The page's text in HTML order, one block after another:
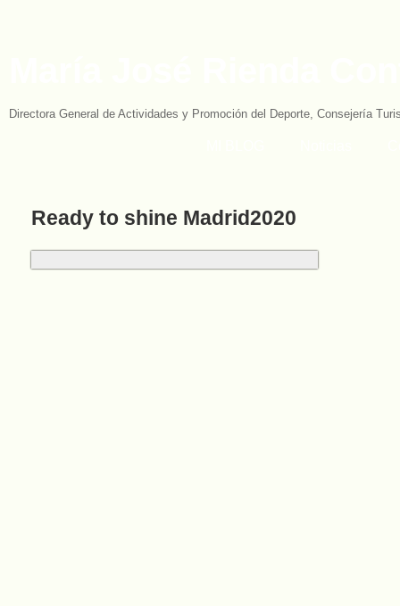
Directora General de Actividades y Promoción del Deporte, Consejería
Ready to shine Madrid2020